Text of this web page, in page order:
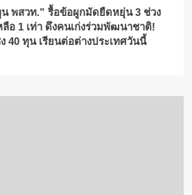
พสวท.” รื้อข้อผูกมัดยืดหยุ่น 3 ช่วง
อ 1 เท่า ดึงคนเก่งร่วมพัฒนาชาติ!
40 ทุน เรียนต่อต่างประเทศวันนี้